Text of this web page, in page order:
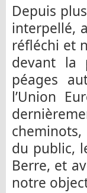
Depuis
interpellé,
réfléchi et
devant la
péages
l’Union
du public,
Berre, et
notre